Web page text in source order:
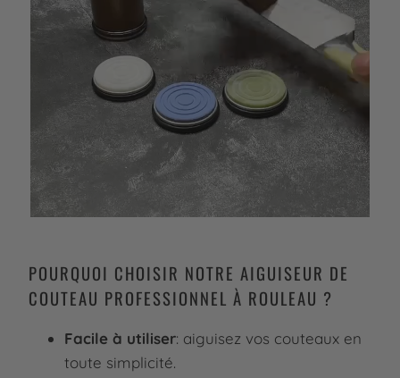
POURQUOI CHOISIR NOTRE AIGUISEUR DE
COUTEAU PROFESSIONNEL À ROULEAU ?
Facile à utiliser: aiguisez vos couteaux en
toute simplicité.